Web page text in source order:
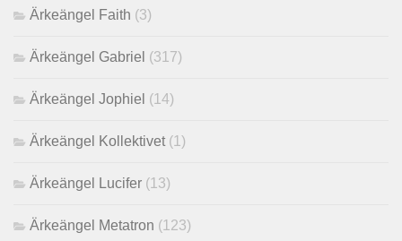
Ärkeängel Faith (3)
Ärkeängel Gabriel (317)
Ärkeängel Jophiel (14)
Ärkeängel Kollektivet (1)
Ärkeängel Lucifer (13)
Ärkeängel Metatron (123)